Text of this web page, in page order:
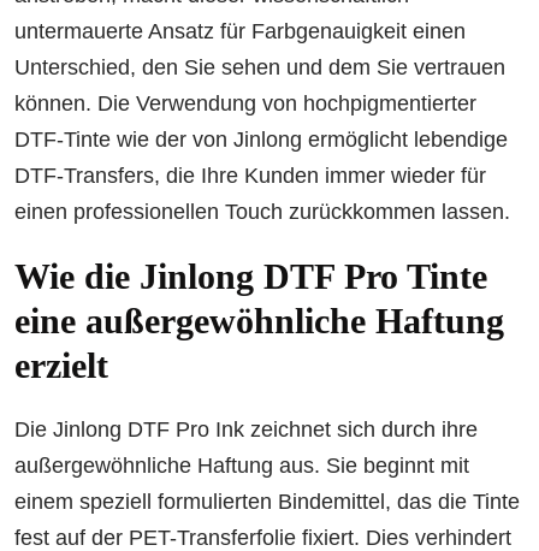
untermauerte Ansatz für Farbgenauigkeit einen
Unterschied, den Sie sehen und dem Sie vertrauen
können. Die Verwendung von hochpigmentierter
DTF-Tinte wie der von Jinlong ermöglicht lebendige
DTF-Transfers, die Ihre Kunden immer wieder für
einen professionellen Touch zurückkommen lassen.
Wie die Jinlong DTF Pro Tinte
eine außergewöhnliche Haftung
erzielt
Die Jinlong DTF Pro Ink zeichnet sich durch ihre
außergewöhnliche Haftung aus. Sie beginnt mit
einem speziell formulierten Bindemittel, das die Tinte
fest auf der PET-Transferfolie fixiert. Dies verhindert